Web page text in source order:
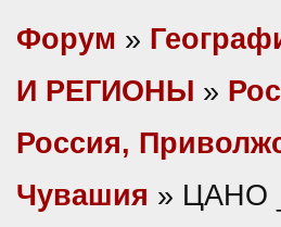
Форум »
И РЕГИОНЫ »
Россия,
Чувашия » ЦАНО